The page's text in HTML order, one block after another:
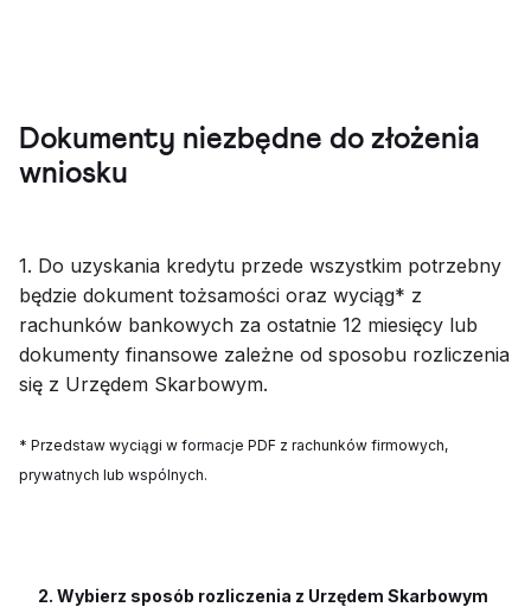
Dokumenty niezbędne do złożenia
wniosku
1. Do uzyskania kredytu przede wszystkim potrzebny
będzie dokument tożsamości oraz wyciąg* z
rachunków bankowych za ostatnie 12 miesięcy lub
dokumenty finansowe zależne od sposobu rozliczenia
się z Urzędem Skarbowym.
* Przedstaw wyciągi w formacje PDF z rachunków firmowych,
prywatnych lub wspólnych.
2. Wybierz sposób rozliczenia z Urzędem Skarbowym